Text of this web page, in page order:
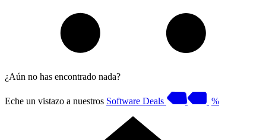
¿Aún no has encontrado nada?
Eche un vistazo a nuestros Software Deals %